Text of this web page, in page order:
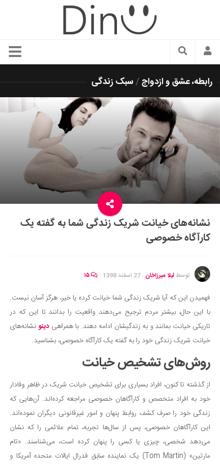
سبک زندگی
زیبایی و آرایش
شیک پوشی
دکوراسیون و چیدمان
غذا
رستوران گردی
آشپزی
سفر و گردشگری
ایران گردی
جهان گردی
موفقیت و مهارت‌های فردی
تغذیه سالم
بهداشت
بیماری و درمان
کودک و مادر
ورزش و تندرستی
روانشناسی
مراکز پزشکی و دارویی
فرهنگ و هنر
سینما و تئاتر
تلویزیون
رابطه، عشق و ازدواج /سبک زندگی
نشانه‌های خیانت شریک زندگی شما به گفته یک
کارآگاه خصوصی
توسطلیلا میرزاخان · 27 اسفند 1398 ·
فهمیدن این که آیا شریک زندگی شما خیانت کرده یا خیر، هرگز آسان نیست.
با این حال، بیشتر مردم ترجیح می‌دهند واقعیت را بدانند تا این که در
تاریکی خیانت بمانند و به زندگیشان ادامه دهند. با همراهی دینونشانه‌های
خیانت شریک زندگی خود را به گفته یک کارآگاه خصوصی، بشناسید.
روش‌های تشخیص خیانت
از گذشته تا کنون، افراد بسیاری برای تشخیص خیانت شریک در ظاهر وفادار
خود به افراد متخصص و کارآگاهان خصوصی مراجعه کرده‌اند. آن‌هایی که
زندگی خود را صرف کشف روابط پنهان و امور غیرقانونی دیگران نموده‌اند.
این کارآگاهان خصوصی، پس از سال‌ها تجربه، تمام علائمی را که نشان
می‌دهد شخصی، چیزی یا کسی را پنهان کرده است، می‌شناسند. «تام
مارتین» (Tom Martin) یک نماینده سابق فدرال ایالات متحده آمریکا و